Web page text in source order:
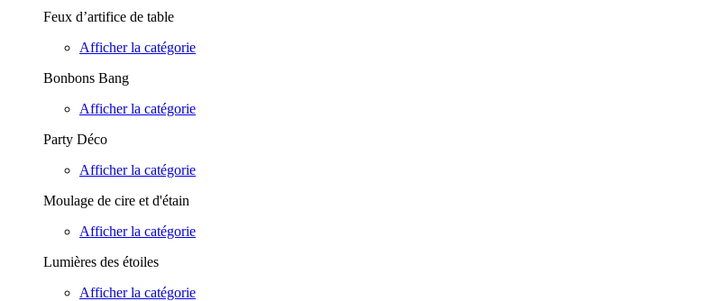
Feux d’artifice de table
Afficher la catégorie
Bonbons Bang
Afficher la catégorie
Party Déco
Afficher la catégorie
Moulage de cire et d'étain
Afficher la catégorie
Lumières des étoiles
Afficher la catégorie